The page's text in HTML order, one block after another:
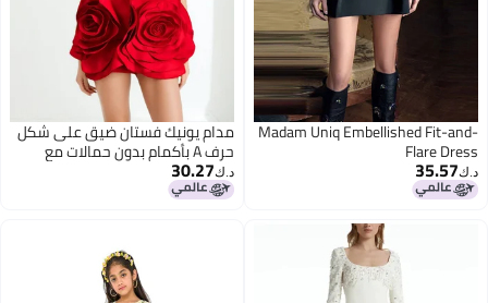
Madam Uniq Embellished Fit-and-
Flare Dress
د.ك‏35.57
مدام يونيك فستان ضيق على شكل
حرف A بأكمام بدون حمالات مع
تنسيق زهور الورد الكبيرة للنساء
د.ك‏30.27